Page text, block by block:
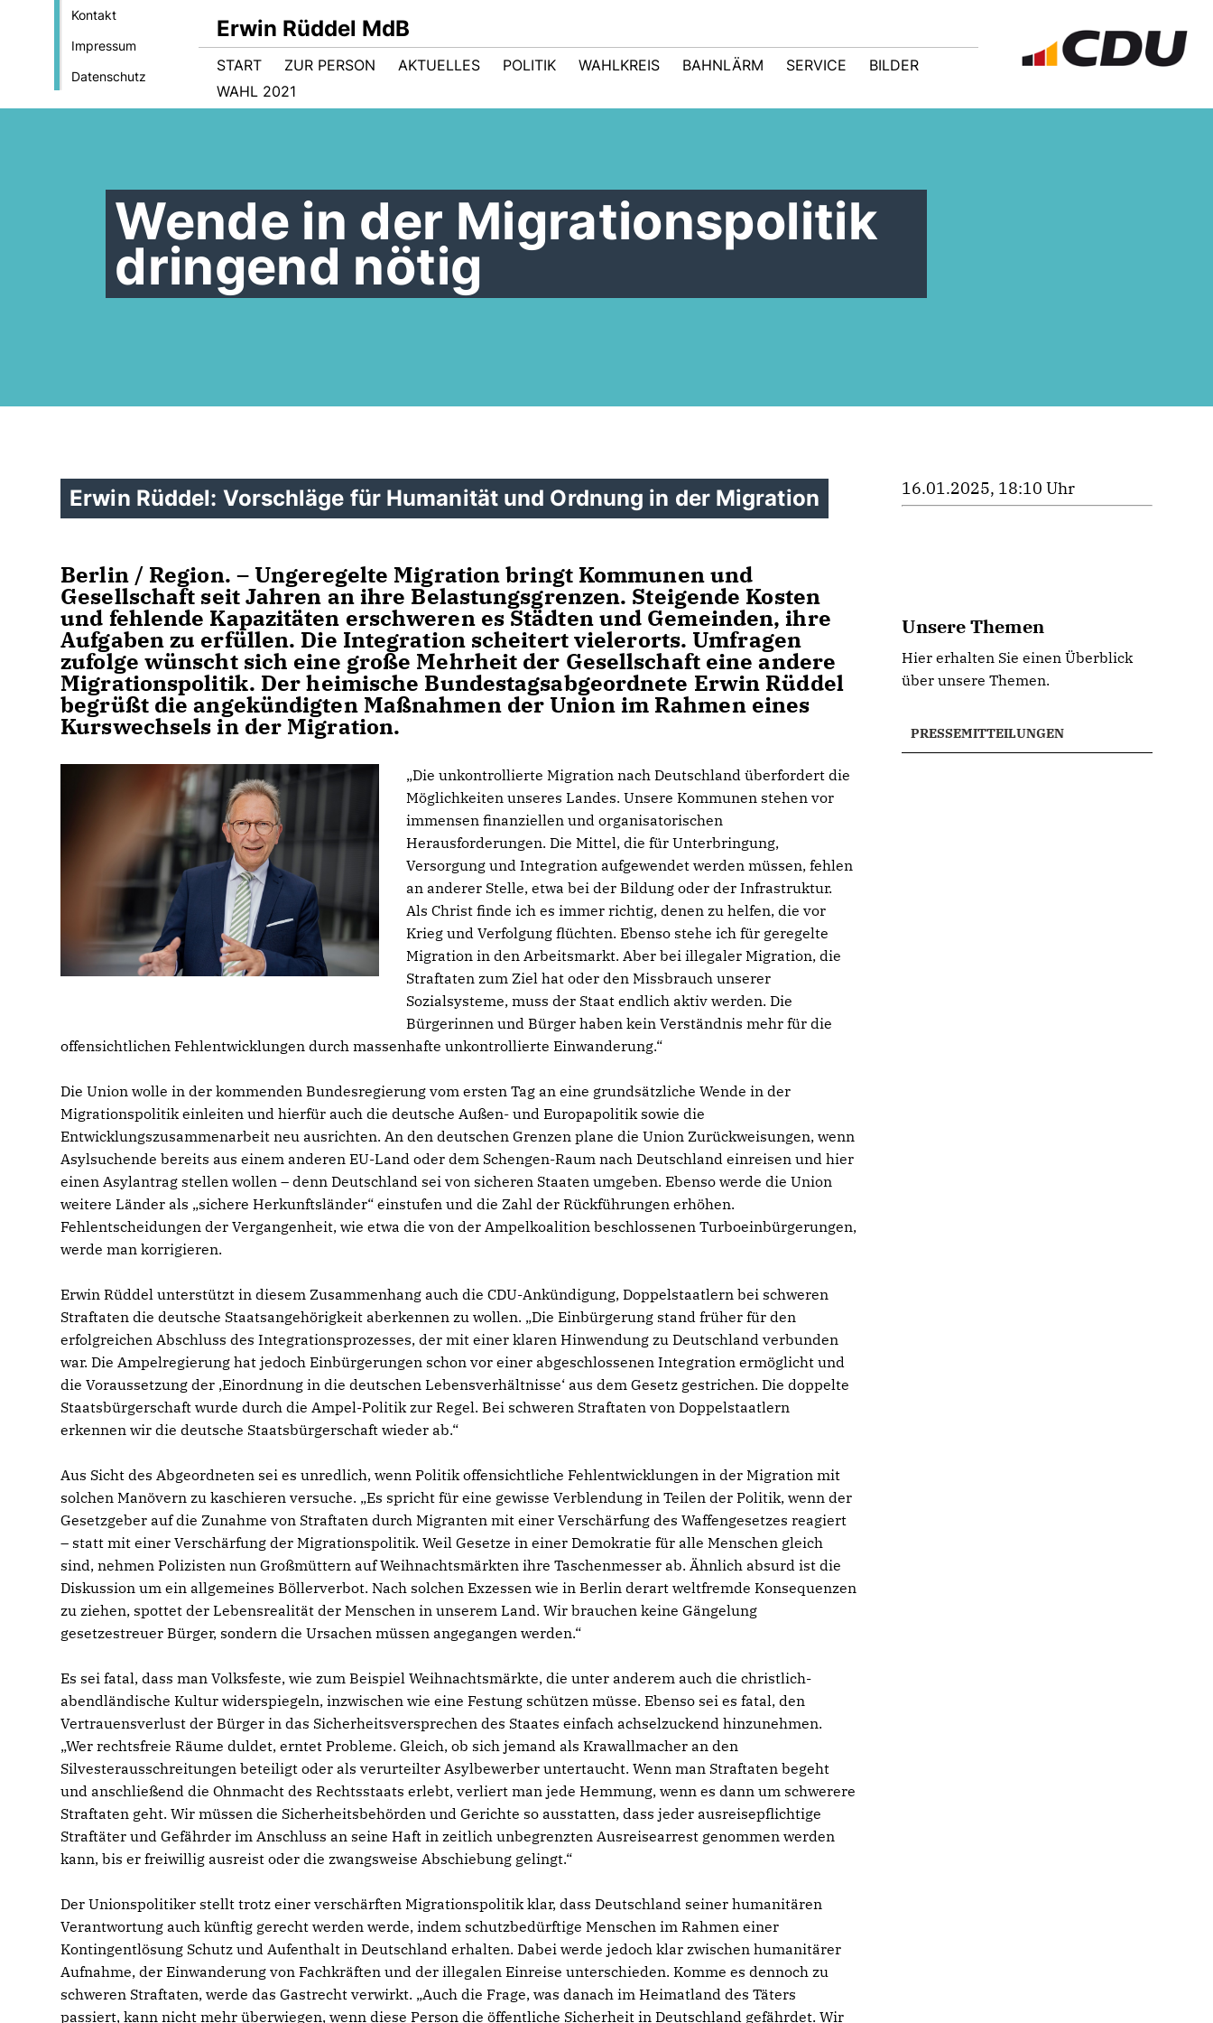
Kontakt
Impressum
Datenschutz
Erwin Rüddel MdB
START ZUR PERSON AKTUELLES POLITIK WAHLKREIS BAHNLÄRM SERVICE
BILDER
WAHL 2021
Wende in der Migrationspolitik
dringend nötig
Erwin Rüddel: Vorschläge für Humanität und Ordnung in der Migration
Berlin / Region. – Ungeregelte Migration bringt Kommunen und
Gesellschaft seit Jahren an ihre Belastungsgrenzen. Steigende Kosten
und fehlende Kapazitäten erschweren es Städten und Gemeinden, ihre
Aufgaben zu erfüllen. Die Integration scheitert vielerorts. Umfragen
zufolge wünscht sich eine große Mehrheit der Gesellschaft eine andere
Migrationspolitik. Der heimische Bundestagsabgeordnete Erwin Rüddel
begrüßt die angekündigten Maßnahmen der Union im Rahmen eines
Kurswechsels in der Migration.
Die unkontrollierte Migration nach Deutschland überfordert die
Möglichkeiten unseres Landes. Unsere Kommunen stehen vor
immensen finanziellen und organisatorischen
Herausforderungen. Die Mittel, die für Unterbringung,
Versorgung und Integration aufgewendet werden müssen, fehlen
an anderer Stelle, etwa bei der Bildung oder der Infrastruktur.
Als Christ finde ich es immer richtig, denen zu helfen, die vor
Krieg und Verfolgung flüchten. Ebenso stehe ich für geregelte
Migration in den Arbeitsmarkt. Aber bei illegaler Migration, die
Straftaten zum Ziel hat oder den Missbrauch unserer
Sozialsysteme, muss der Staat endlich aktiv werden. Die
Bürgerinnen und Bürger haben kein Verständnis mehr für die
offensichtlichen Fehlentwicklungen durch massenhafte unkontrollierte Einwanderung.“
Die Union wolle in der kommenden Bundesregierung vom ersten Tag an eine grundsätzliche Wende in der
Migrationspolitik einleiten und hierfür auch die deutsche Außen- und Europapolitik sowie die
Entwicklungszusammenarbeit neu ausrichten. An den deutschen Grenzen plane die Union Zurückweisungen, wenn
Asylsuchende bereits aus einem anderen EU-Land oder dem Schengen-Raum nach Deutschland einreisen und hier
einen Asylantrag stellen wollen – denn Deutschland sei von sicheren Staaten umgeben. Ebenso werde die Union
weitere Länder als „sichere Herkunftsländer“ einstufen und die Zahl der Rückführungen erhöhen.
Fehlentscheidungen der Vergangenheit, wie etwa die von der Ampelkoalition beschlossenen Turboeinbürgerungen,
werde man korrigieren.
Erwin Rüddel unterstützt in diesem Zusammenhang auch die CDU-Ankündigung, Doppelstaatlern bei schweren
Straftaten die deutsche Staatsangehörigkeit aberkennen zu wollen. „Die Einbürgerung stand früher für den
erfolgreichen Abschluss des Integrationsprozesses, der mit einer klaren Hinwendung zu Deutschland verbunden
war. Die Ampelregierung hat jedoch Einbürgerungen schon vor einer abgeschlossenen Integration ermöglicht und
die Voraussetzung der ‚Einordnung in die deutschen Lebensverhältnisse‘ aus dem Gesetz gestrichen. Die doppelte
Staatsbürgerschaft wurde durch die Ampel-Politik zur Regel. Bei schweren Straftaten von Doppelstaatlern
erkennen wir die deutsche Staatsbürgerschaft wieder ab.“
Aus Sicht des Abgeordneten sei es unredlich, wenn Politik offensichtliche Fehlentwicklungen in der Migration mit
solchen Manövern zu kaschieren versuche. „Es spricht für eine gewisse Verblendung in Teilen der Politik, wenn der
Gesetzgeber auf die Zunahme von Straftaten durch Migranten mit einer Verschärfung des Waffengesetzes reagiert
– statt mit einer Verschärfung der Migrationspolitik. Weil Gesetze in einer Demokratie für alle Menschen gleich
sind, nehmen Polizisten nun Großmüttern auf Weihnachtsmärkten ihre Taschenmesser ab. Ähnlich absurd ist die
Diskussion um ein allgemeines Böllerverbot. Nach solchen Exzessen wie in Berlin derart weltfremde Konsequenzen
zu ziehen, spottet der Lebensrealität der Menschen in unserem Land. Wir brauchen keine Gängelung
gesetzestreuer Bürger, sondern die Ursachen müssen angegangen werden.“
Es sei fatal, dass man Volksfeste, wie zum Beispiel Weihnachtsmärkte, die unter anderem auch die christlich-
abendländische Kultur widerspiegeln, inzwischen wie eine Festung schützen müsse. Ebenso sei es fatal, den
Vertrauensverlust der Bürger in das Sicherheitsversprechen des Staates einfach achselzuckend hinzunehmen.
Wer rechtsfreie Räume duldet, erntet Probleme. Gleich, ob sich jemand als Krawallmacher an den
Silvesterausschreitungen beteiligt oder als verurteilter Asylbewerber untertaucht. Wenn man Straftaten begeht
und anschließend die Ohnmacht des Rechtsstaats erlebt, verliert man jede Hemmung, wenn es dann um schwerere
Straftaten geht. Wir müssen die Sicherheitsbehörden und Gerichte so ausstatten, dass jeder ausreisepflichtige
Straftäter und Gefährder im Anschluss an seine Haft in zeitlich unbegrenzten Ausreisearrest genommen werden
kann, bis er freiwillig ausreist oder die zwangsweise Abschiebung gelingt.“
Der Unionspolitiker stellt trotz einer verschärften Migrationspolitik klar, dass Deutschland seiner humanitären
Verantwortung auch künftig gerecht werden werde, indem schutzbedürftige Menschen im Rahmen einer
Kontingentlösung Schutz und Aufenthalt in Deutschland erhalten. Dabei werde jedoch klar zwischen humanitärer
Aufnahme, der Einwanderung von Fachkräften und der illegalen Einreise unterschieden. Komme es dennoch zu
schweren Straftaten, werde das Gastrecht verwirkt. „Auch die Frage, was danach im Heimatland des Täters
passiert, kann nicht mehr überwiegen, wenn diese Person die öffentliche Sicherheit in Deutschland gefährdet. Wir
16.01.2025, 18:10 Uhr
Unsere Themen
Hier erhalten Sie einen Überblick
über unsere Themen.
PRESSEMITTEILUNGEN